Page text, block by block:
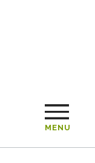
MENU